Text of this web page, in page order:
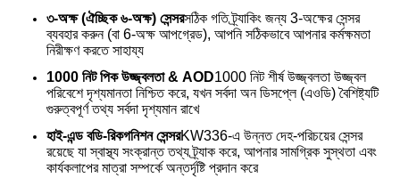
৩-অক্ষ (ঐচ্ছিক ৬-অক্ষ) সেন্সরসঠিক গতি ট্র্যাকিং জন্য 3-অক্ষের সেন্সর
ব্যবহার করুন (বা 6-অক্ষ আপগ্রেড), আপনি সঠিকভাবে আপনার কর্মক্ষমতা
নিরীক্ষণ করতে সাহায্য
1000 নিট পিক উজ্জ্বলতা & AOD1000 নিট শীর্ষ উজ্জ্বলতা উজ্জ্বল
পরিবেশে দৃশ্যমানতা নিশ্চিত করে, যখন সর্বদা অন ডিসপ্লে (এওডি) বৈশিষ্ট্যটি
গুরুত্বপূর্ণ তথ্য সর্বদা দৃশ্যমান রাখে
হাই-এন্ড বডি-রিকগনিশন সেন্সরKW336-এ উন্নত দেহ-পরিচয়ের সেন্সর
রয়েছে যা স্বাস্থ্য সংক্রান্ত তথ্য ট্র্যাক করে, আপনার সামগ্রিক সুস্থতা এবং
কার্যকলাপের মাত্রা সম্পর্কে অন্তর্দৃষ্টি প্রদান করে